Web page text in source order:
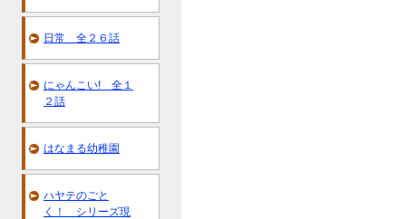
日常 全２６話
にゃんこい! 全１
２話
はなまる幼稚園
ハヤテのごと
く！ シリーズ現